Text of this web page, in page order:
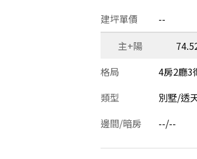
建坪單價 --
主+陽
格局
4房2廳3
類型
別墅/透
邊間/暗房 --/--